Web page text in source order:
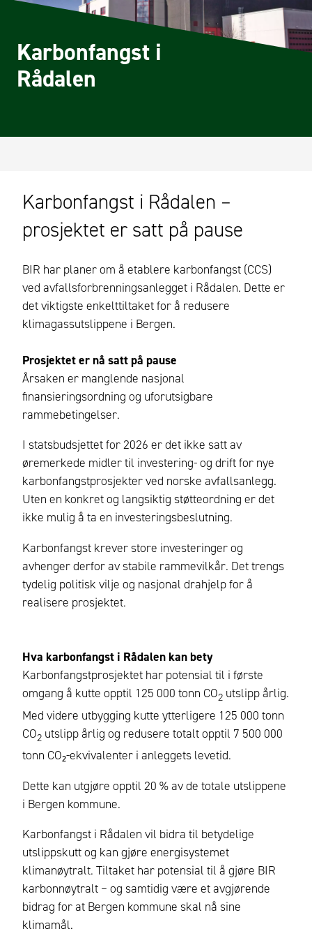
Karbonfangst i
Rådalen
Karbonfangst i Rådalen –
prosjektet er satt på pause
BIR har planer om å etablere karbonfangst (CCS)
ved avfallsforbrenningsanlegget i Rådalen. Dette er
det viktigste enkelttiltaket for å redusere
klimagassutslippene i Bergen.
Prosjektet er nå satt på pause
Årsaken er manglende nasjonal
finansieringsordning og uforutsigbare
rammebetingelser.
I statsbudsjettet for 2026 er det ikke satt av
øremerkede midler til investering- og drift for nye
karbonfangstprosjekter ved norske avfallsanlegg.
Uten en konkret og langsiktig støtteordning er det
ikke mulig å ta en investeringsbeslutning.
Karbonfangst krever store investeringer og
avhenger derfor av stabile rammevilkår. Det trengs
tydelig politisk vilje og nasjonal drahjelp for å
realisere prosjektet.
Hva karbonfangst i Rådalen kan bety
Karbonfangstprosjektet har potensial til i første
omgang å kutte opptil 125 000 tonn CO2 utslipp årlig.
Med videre utbygging kutte ytterligere 125 000 tonn
CO2 utslipp årlig og redusere totalt opptil 7 500 000
tonn CO₂-ekvivalenter i anleggets levetid.
Dette kan utgjøre opptil 20 % av de totale utslippene
i Bergen kommune.
Karbonfangst i Rådalen vil bidra til betydelige
utslippskutt og kan gjøre energisystemet
klimanøytralt. Tiltaket har potensial til å gjøre BIR
karbonnøytralt – og samtidig være et avgjørende
bidrag for at Bergen kommune skal nå sine
klimamål.